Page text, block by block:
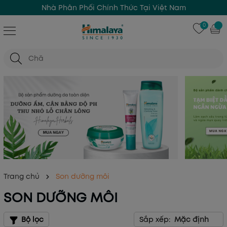
Nhà Phân Phối Chính Thức Tại Việt Nam
0
Trang chủ Son dưỡng môi
SON DƯỠNG MÔI
Bộ lọc Sắp xếp: Mặc định